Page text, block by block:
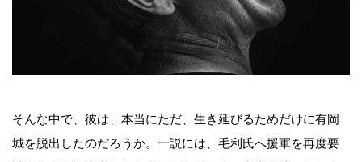
そんな中で、彼は、本当にただ、生き延びるためだけに有岡
城を脱出したのだろうか。一説には、毛利氏へ援軍を再度要